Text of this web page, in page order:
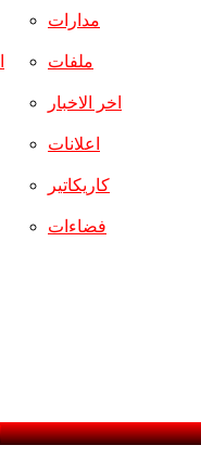
مدارات
ملفات
اخر الاخبار
اعلانات
كاريكاتير
فضاءات